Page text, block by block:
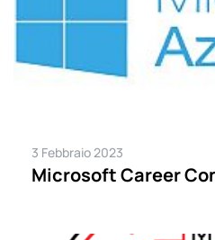
3 Febbraio 2023
Microsoft Career